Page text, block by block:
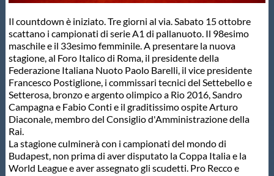
Scuole Nuoto
Propaganda
Centri Federali
Area Legislativa
Il countdown è iniziato. Tre giorni al via. Sabato 15 ottobre
scattano i campionati di serie A1 di pallanuoto. Il 98esimo
maschile e il 33esimo femminile. A presentare la nuova
stagione, al Foro Italico di Roma, il presidente della
Federazione Italiana Nuoto Paolo Barelli, il vice presidente
Francesco Postiglione, i commissari tecnici del Settebello e
Setterosa, bronzo e argento olimpico a Rio 2016, Sandro
Campagna e Fabio Conti e il graditissimo ospite Arturo
Diaconale, membro del Consiglio d'Amministrazione della
Rai.
La stagione culminerà con i campionati del mondo di
Budapest, non prima di aver disputato la Coppa Italia e la
World League e aver assegnato gli scudetti. Pro Recco e